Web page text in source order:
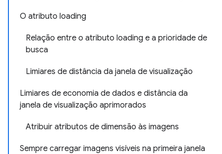
O atributo loading
Relação entre o atributo loading e a prioridade de
busca
Limiares de distância da janela de visualização
Limiares de economia de dados e distância da
janela de visualização aprimorados
Atribuir atributos de dimensão às imagens
Sempre carregar imagens visíveis na primeira janela